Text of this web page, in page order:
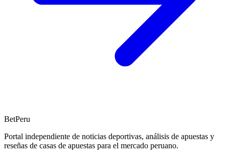
BetPeru
Portal independiente de noticias deportivas, análisis de apuestas y
reseñas de casas de apuestas para el mercado peruano.